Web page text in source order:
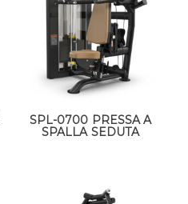
SPL-0700 PRESSA A
SPALLA SEDUTA